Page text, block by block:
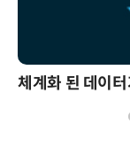
체계화 된 데이